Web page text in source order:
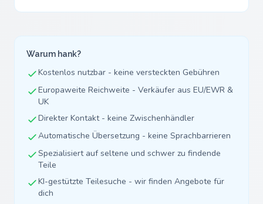
Warum hank?
Kostenlos nutzbar - keine versteckten Gebühren
Europaweite Reichweite - Verkäufer aus EU/EWR &
UK
Direkter Kontakt - keine Zwischenhändler
Automatische Übersetzung - keine Sprachbarrieren
Spezialisiert auf seltene und schwer zu findende
Teile
KI-gestützte Teilesuche - wir finden Angebote für
dich